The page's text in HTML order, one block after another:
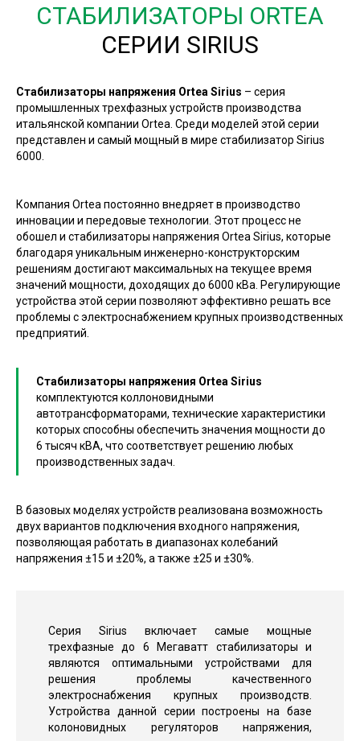
СТАБИЛИЗАТОРЫ ORTEA
СЕРИИ SIRIUS
Стабилизаторы напряжения Ortea Sirius – серия
промышленных трехфазных устройств производства
итальянской компании Ortea. Среди моделей этой серии
представлен и самый мощный в мире стабилизатор Sirius
6000.
Компания Ortea постоянно внедряет в производство
инновации и передовые технологии. Этот процесс не
обошел и стабилизаторы напряжения Ortea Sirius, которые
благодаря уникальным инженерно-конструкторским
решениям достигают максимальных на текущее время
значений мощности, доходящих до 6000 кВа. Регулирующие
устройства этой серии позволяют эффективно решать все
проблемы с электроснабжением крупных производственных
предприятий.
Стабилизаторы напряжения Ortea Sirius
комплектуются коллоновидными
автотрансформаторами, технические характеристики
которых способны обеспечить значения мощности до
6 тысяч кВА, что соответствует решению любых
производственных задач.
В базовых моделях устройств реализована возможность
двух вариантов подключения входного напряжения,
позволяющая работать в диапазонах колебаний
напряжения ±15 и ±20%, а также ±25 и ±30%.
Серия Sirius включает самые мощные
трехфазные до 6 Мегаватт стабилизаторы и
являются оптимальными устройствами для
решения проблемы качественного
электроснабжения крупных производств.
Устройства данной серии построены на базе
колоновидных регуляторов напряжения,